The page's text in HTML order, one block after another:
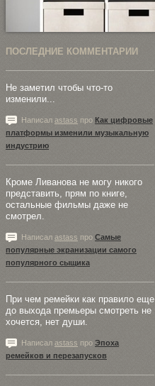
ПОСЛЕДНИЕ КОММЕНТАРИИ
Не заметил чтобы что-то
изменили...
Написал astass про Как цифровые
платформы изменили музыкальную
индустрию
Кроме Ливанова не могу никого
представить, прям по книге,
остальные фильмы даже не
смотрел.
Написал astass про Самые
популярные экранизации самого
популярного сыщика
При чем ремейки как правило еще
до выхода премьеры смотреть не
хочется, нет души.
Написал astass про Эпоха
ремейков и перезапусков